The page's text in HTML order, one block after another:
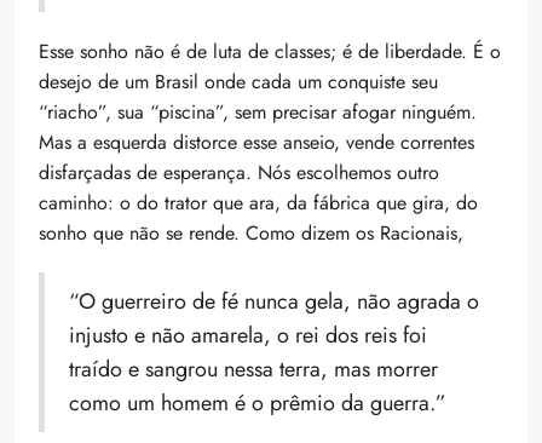
Esse sonho não é de luta de classes; é de liberdade. É o
desejo de um Brasil onde cada um conquiste seu
“riacho”, sua “piscina”, sem precisar afogar ninguém.
Mas a esquerda distorce esse anseio, vende correntes
disfarçadas de esperança. Nós escolhemos outro
caminho: o do trator que ara, da fábrica que gira, do
sonho que não se rende. Como dizem os Racionais,
“O guerreiro de fé nunca gela, não agrada o
injusto e não amarela, o rei dos reis foi
traído e sangrou nessa terra, mas morrer
como um homem é o prêmio da guerra.”